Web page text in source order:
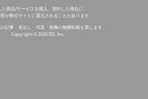
た商品/サービスを購入、契約した場合に、
が弊社サイトに還元されることがあります。
記事・見出し・写真・画像の無断転載を禁じます。
Copyright © 2026 IID, Inc.